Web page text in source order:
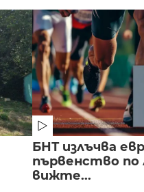
БНТ излъчва
първенство по
вижте...